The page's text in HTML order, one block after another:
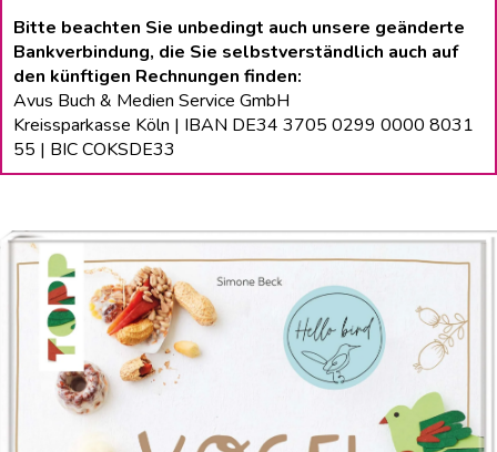
Bitte beachten Sie unbedingt auch unsere geänderte
Bankverbindung, die Sie selbstverständlich auch auf
den künftigen Rechnungen finden:
Avus Buch & Medien Service GmbH
Kreissparkasse Köln | IBAN DE34 3705 0299 0000 8031
55 | BIC COKSDE33